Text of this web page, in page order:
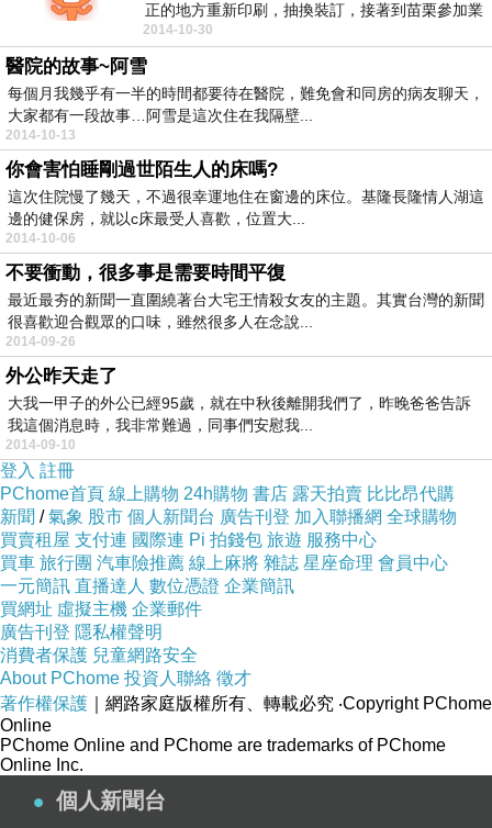
正的地方重新印刷，抽換裝訂，接著到苗栗參加業
主10點召開...
2014-10-30
醫院的故事~阿雪
每個月我幾乎有一半的時間都要待在醫院，難免會和同房的病友聊天，
大家都有一段故事…阿雪是這次住在我隔壁...
2014-10-13
你會害怕睡剛過世陌生人的床嗎?
這次住院慢了幾天，不過很幸運地住在窗邊的床位。基隆長隆情人湖這
邊的健保房，就以c床最受人喜歡，位置大...
2014-10-06
不要衝動，很多事是需要時間平復
最近最夯的新聞一直圍繞著台大宅王情殺女友的主題。其實台灣的新聞
很喜歡迎合觀眾的口味，雖然很多人在念說...
2014-09-26
外公昨天走了
大我一甲子的外公已經95歲，就在中秋後離開我們了，昨晚爸爸告訴
我這個消息時，我非常難過，同事們安慰我...
2014-09-10
登入 註冊
PChome首頁 線上購物 24h購物 書店 露天拍賣 比比昂代購
新聞 /氣象 股市 個人新聞台 廣告刊登 加入聯播網 全球購物
買賣租屋 支付連 國際連 Pi 拍錢包 旅遊 服務中心
買車 旅行團 汽車險推薦 線上麻將 雜誌 星座命理 會員中心
一元簡訊 直播達人 數位憑證 企業簡訊
買網址 虛擬主機 企業郵件
廣告刊登 隱私權聲明
消費者保護 兒童網路安全
About PChome 投資人聯絡 徵才
著作權保護 ｜網路家庭版權所有、轉載必究 ‧Copyright PChome
Online
PChome Online and PChome are trademarks of PChome
Online Inc.
個人新聞台